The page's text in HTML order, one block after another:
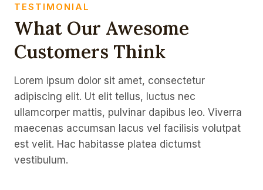
TESTIMONIAL
What Our Awesome
Customers Think
Lorem ipsum dolor sit amet, consectetur
adipiscing elit. Ut elit tellus, luctus nec
ullamcorper mattis, pulvinar dapibus leo. Viverra
maecenas accumsan lacus vel facilisis volutpat
est velit. Hac habitasse platea dictumst
vestibulum.